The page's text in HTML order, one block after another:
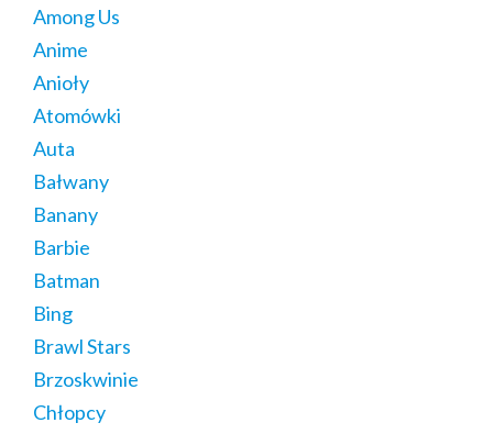
Among Us
Anime
Anioły
Atomówki
Auta
Bałwany
Banany
Barbie
Batman
Bing
Brawl Stars
Brzoskwinie
Chłopcy